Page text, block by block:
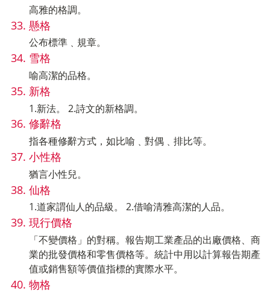
高雅的格調。
懸格
公布標準﹑規章。
雪格
喻高潔的品格。
新格
1.新法。 2.詩文的新格調。
修辭格
指各種修辭方式，如比喻﹑對偶﹑排比等。
小性格
猶言小性兒。
仙格
1.道家謂仙人的品級。 2.借喻清雅高潔的人品。
現行價格
「不變價格」的對稱。報告期工業產品的出廠價格、商
業的批發價格和零售價格等。統計中用以計算報告期產
值或銷售額等價值指標的實際水平。
物格